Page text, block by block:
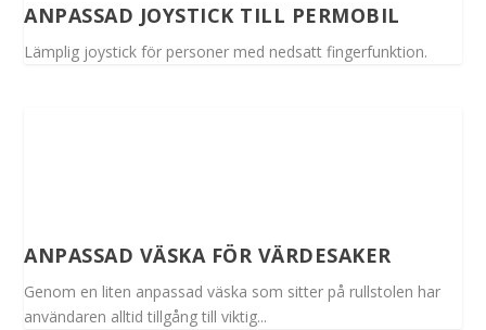
ANPASSAD JOYSTICK TILL PERMOBIL
Lämplig joystick för personer med nedsatt fingerfunktion.
ANPASSAD VÄSKA FÖR VÄRDESAKER
Genom en liten anpassad väska som sitter på rullstolen har
användaren alltid tillgång till viktig...